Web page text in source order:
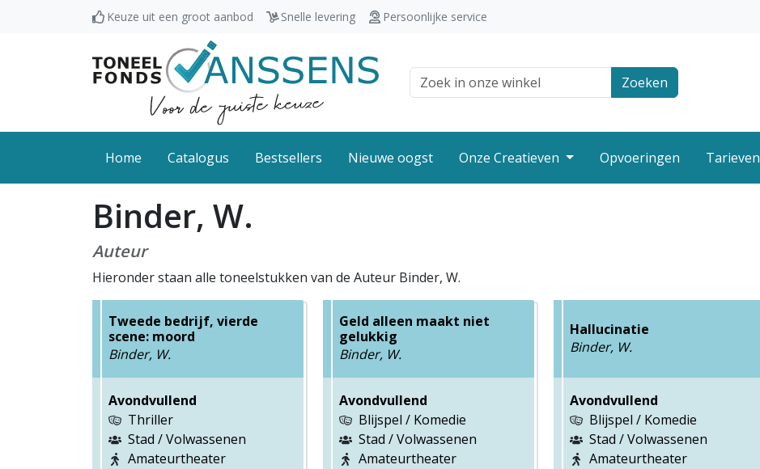
Keuze uit een groot aanbod Snelle levering Persoonlijke service
Zoek veld Zoeken
Home Catalogus Bestsellers Nieuwe oogst Onze Creatieven Opvoeringen Tarieven
Binder, W.
Auteur
Hieronder staan alle toneelstukken van de Auteur Binder, W.
Tweede bedrijf, vierde
scene: moord
Binder, W.
Avondvullend
Thriller
Stad / Volwassenen
Amateurtheater
Geld alleen maakt niet
gelukkig
Binder, W.
Avondvullend
Blijspel / Komedie
Stad / Volwassenen
Amateurtheater
Hallucinatie
Binder, W.
Avondvullend
Blijspel / Komedie
Stad / Volwassenen
Amateurtheater